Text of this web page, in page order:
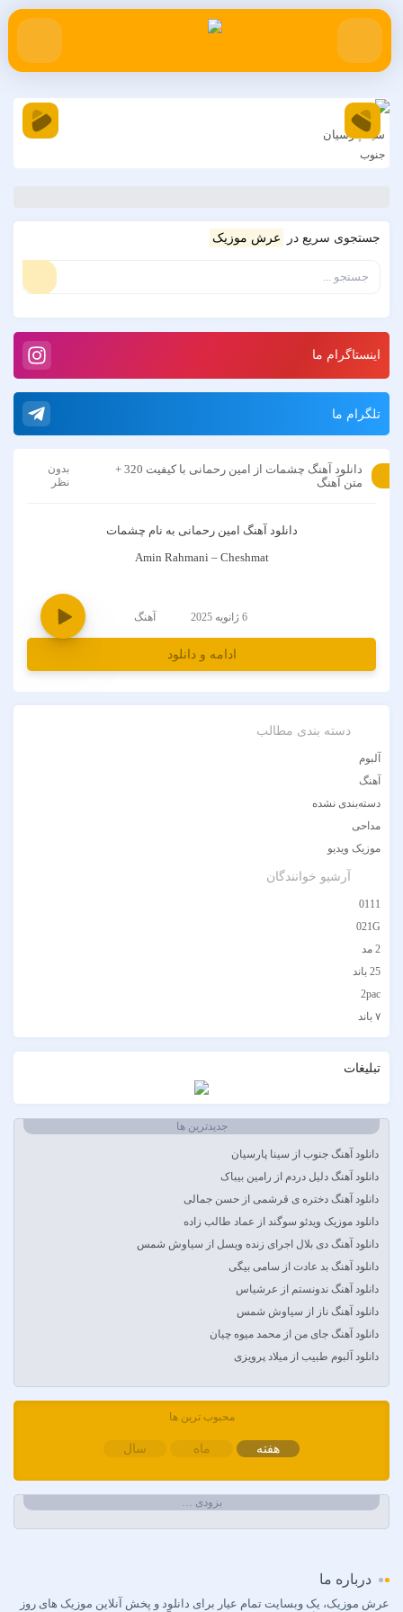
سینا پارسیان
جنوب
جستجوی سریع در عرش موزیک
اینستاگرام ما
تلگرام ما
دانلود آهنگ چشمات از امین رحمانی با کیفیت 320 +
متن آهنگ
بدون
نظر
دانلود آهنگ امین رحمانی به نام چشمات
Amin Rahmani – Cheshmat
6 ژانویه 2025 آهنگ
ادامه و دانلود
دسته بندی مطالب
آلبوم
آهنگ
دسته‌بندی نشده
مداحی
موزیک ویدیو
آرشیو خوانندگان
0111
021G
2 مد
25 باند
2pac
۷ باند
AFROJACK
Ahmadreza Habibiyan
Akon
Alexandra Stan
Amir Khalvat
Andre Schnura & Timmy Trumpet & Alexandra Stan
Anyma Ellie Goulding
Arsha Michaels
Aşkın Nur Yengi
Ava Max
Avril Lavigne & Simple Plan
Aynur Polat
Berksan
Burak Buluk & Zara & Kurtuluş Kuş
Burak Bulut
تبلیغات
جدیدترین ها
دانلود آهنگ جنوب از سینا پارسیان
دانلود آهنگ دلیل دردم از رامین بیباک
دانلود آهنگ دختره ی قرشمی از حسن جمالی
دانلود موزیک ویدئو سوگند از عماد طالب زاده
دانلود آهنگ دی بلال اجرای زنده ویسل از سیاوش شمس
دانلود آهنگ بد عادت از سامی بیگی
دانلود آهنگ ندونستم از عرشیاس
دانلود آهنگ ناز از سیاوش شمس
دانلود آهنگ جای من از محمد میوه چیان
دانلود آلبوم طبیب از میلاد پرویزی
محبوب ترین ها
هفته ماه سال
بزودی …
درباره ما
عرش موزیک، یک وبسایت تمام عیار برای دانلود و پخش آنلاین موزیک های روز